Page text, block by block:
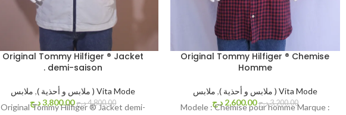
Original Tommy Hilfiger ® Chemise
Homme
Vita Mode ( ملابس و أحذية ) , ملابس
3,200.00د.ج 2,600.00 د.ج
Modele : Chemise pour homme Marque :
Original Tommy Hilfiger ® Jacket
demi-saison .
Vita Mode ( ملابس و أحذية ) , ملابس
4,800.00د.ج 3,800.00د.ج
Original Tommy Hilfiger ® Jacket demi-